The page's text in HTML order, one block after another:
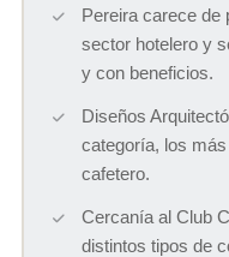
Pereira carece de
sector hotelero y
y con beneficios.
Diseños
categoría, los
cafetero.
Cercanía al Club
distintos tipos de